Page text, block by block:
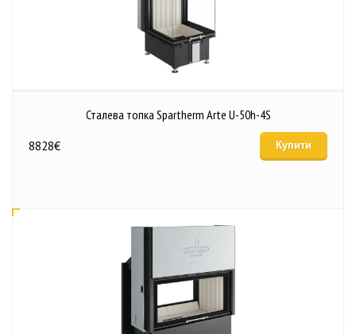
Сталева топка Spartherm Arte U-50h-4S
8828€ Купити